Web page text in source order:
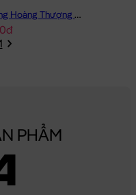
Mèo Bông Hoàng Thượng cosplay Capybara form dài
PHẨM